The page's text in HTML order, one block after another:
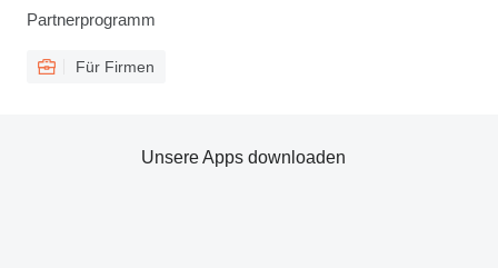
Partnerprogramm
Für Firmen
Unsere Apps downloaden